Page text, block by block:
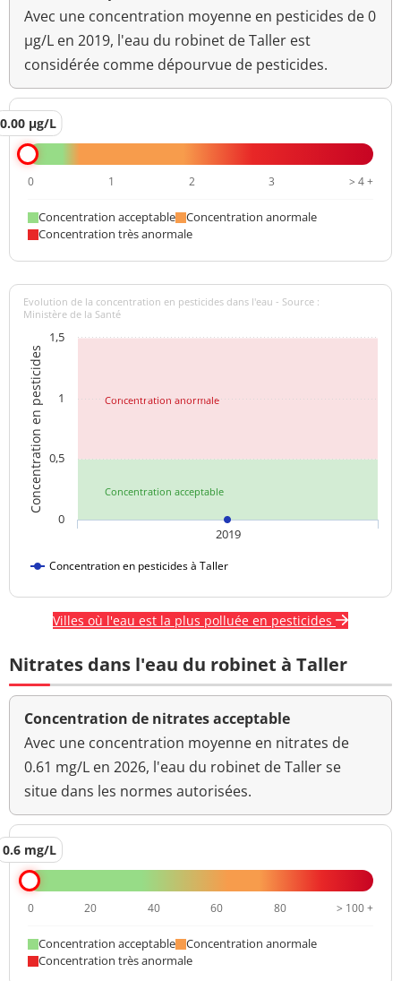
Avec une concentration moyenne en pesticides de 0
µg/L en 2019, l'eau du robinet de Taller est
considérée comme dépourvue de pesticides.
0.00 µg/L
0 1 2 3 > 4 +
Concentration acceptable
Concentration anormale
Concentration très anormale
Concentration acceptable
Concentration anormale
Concentration en pesticides
Evolution de la concentration en pesticides dans l'eau - Source :
Ministère de la Santé
Concentration en pesticides à Taller
2019
0
0,5
1
1,5
Villes où l'eau est la plus polluée en pesticides
Nitrates dans l'eau du robinet à Taller
Concentration de nitrates acceptable
Avec une concentration moyenne en nitrates de
0.61 mg/L en 2026, l'eau du robinet de Taller se
situe dans les normes autorisées.
0.6 mg/L
0 20 40 60 80 > 100 +
Concentration acceptable
Concentration anormale
Concentration très anormale